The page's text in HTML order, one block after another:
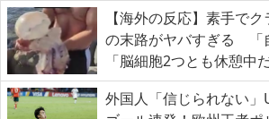
【海外の反応】素手で
の末路がヤバすぎる 「
「脳細胞2つとも休憩中
外国人「信じられない